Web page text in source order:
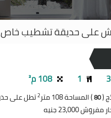
على حديقة تشطيب خاص 23,000 ج
3
1 108 م²
(
80) المساحة 108 متر 2
23,000 جنيه